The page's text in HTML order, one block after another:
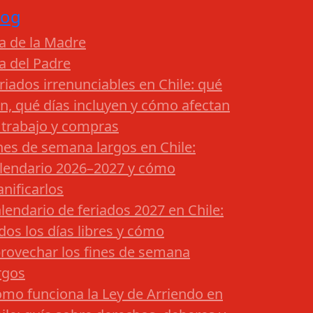
de la Madre
del Padre
irrenunciables en Chile: qué
qué días incluyen y cómo afectan
y compras
de semana largos en Chile:
2026–2027 y cómo
de feriados 2027 en Chile:
los días libres y cómo
los fines de semana
funciona la Ley de Arriendo en